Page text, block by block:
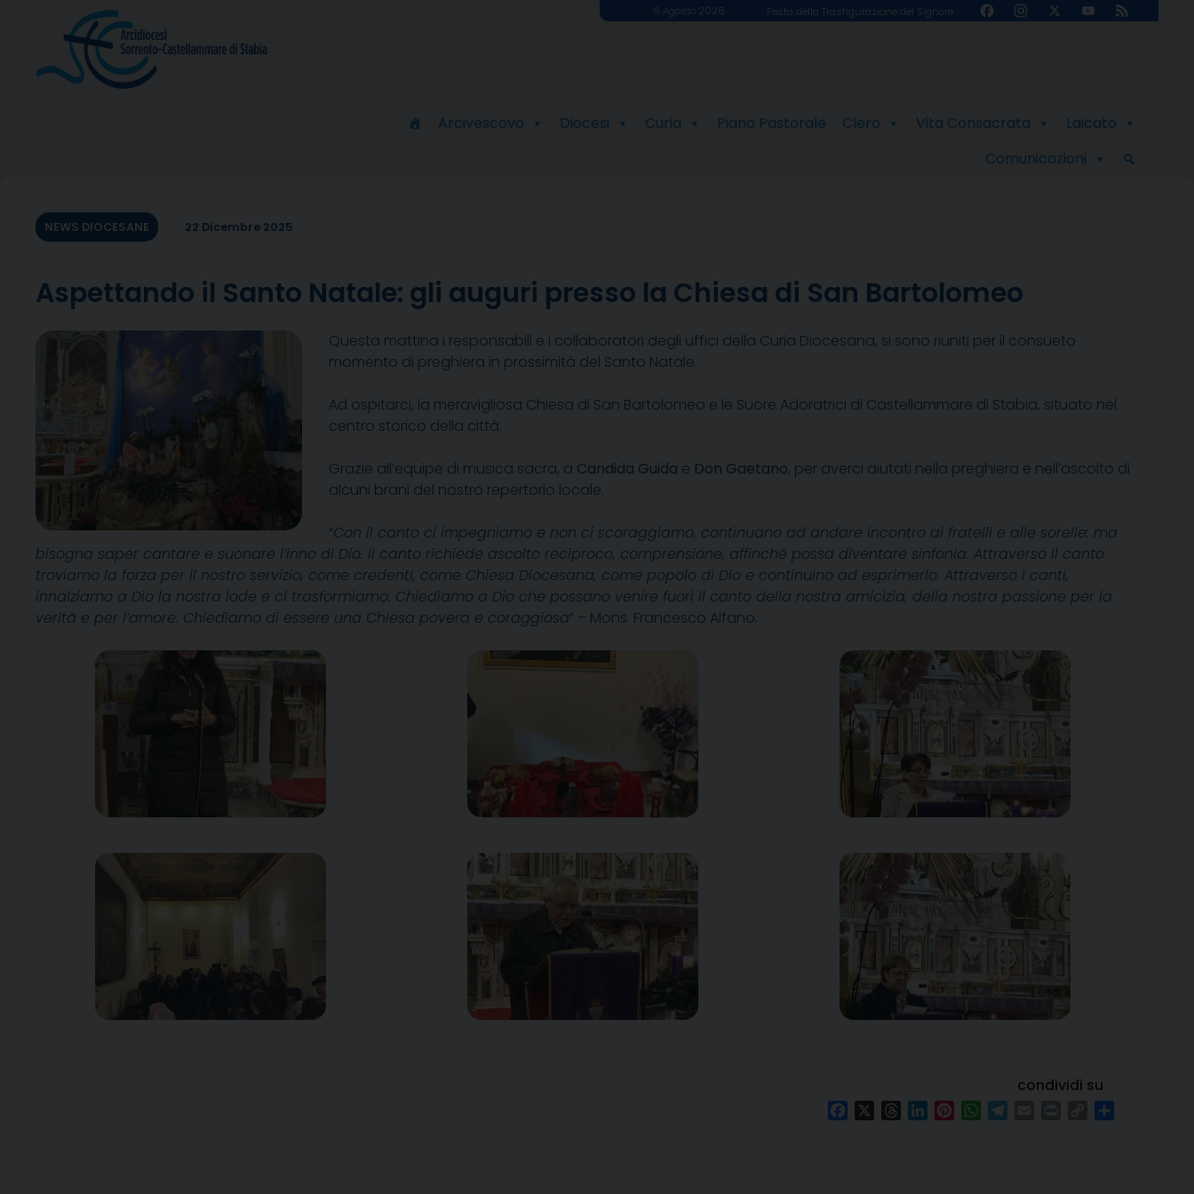
6 Agosto 2026 Festa della Trasfigurazione del Signore FacebookInstagram
X
YouTube
Feed
Arcivescovo Diocesi Curia Piano Pastorale Clero Vita Consacrata
Laicato
Comunicazioni
NEWS DIOCESANE 22 Dicembre 2025
Aspettando il Santo Natale: gli auguri presso la Chiesa di San Bartolomeo
Questa mattina i responsabili e i collaboratori degli uffici della Curia Diocesana, si sono riuniti per il consueto
momento di preghiera in prossimità del Santo Natale.
Ad ospitarci, la meravigliosa Chiesa di San Bartolomeo e le Suore Adoratrici di Castellammare di Stabia, situato nel
centro storico della città.
Grazie all’equipe di musica sacra, a Candida Guida e Don Gaetano, per averci aiutati nella preghiera e nell’ascolto di
alcuni brani del nostro repertorio locale.
“Con il canto ci impegniamo e non ci scoraggiamo, continuano ad andare incontro ai fratelli e alle sorelle: ma
bisogna saper cantare e suonare l’inno di Dio. Il canto richiede ascolto reciproco, comprensione, affinché possa diventare sinfonia. Attraverso il canto
troviamo la forza per il nostro servizio, come credenti, come Chiesa Diocesana, come popolo di Dio e continuino ad esprimerlo. Attraverso i canti,
innalziamo a Dio la nostra lode e ci trasformiamo. Chiediamo a Dio che possano venire fuori il canto della nostra amicizia, della nostra passione per la
verità e per l’amore. Chiediamo di essere una Chiesa povera e coraggiosa” – Mons. Francesco Alfano.
condividi su
FacebookThreadsLinkedInPinterestWhatsApp
Copy